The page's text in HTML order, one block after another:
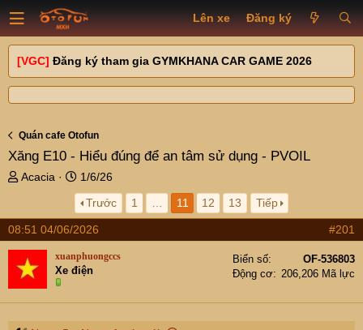
Lên xe Đăng ký
[VGC] Đăng ký tham gia GYMKHANA CAR GAME 2026
Quán cafe Otofun
Xăng E10 - Hiểu đúng để an tâm sử dụng - PVOIL
T
e
a
d
s
t
Acacia
N
g
à
y
g
ử
i
1/6/26
Trước
1 11 12 13 Tiếp
08:51 04/06/2026 #201
xuanphuongccs
Xe điện
Biển số
OF-536803
Động cơ
206,206 Mã lực